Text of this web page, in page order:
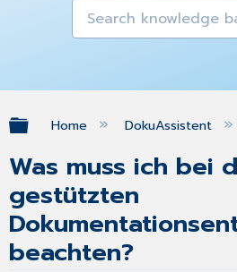
Expand/collapse
Home DokuAssistent
Was muss ich bei
gestützten
beachten?